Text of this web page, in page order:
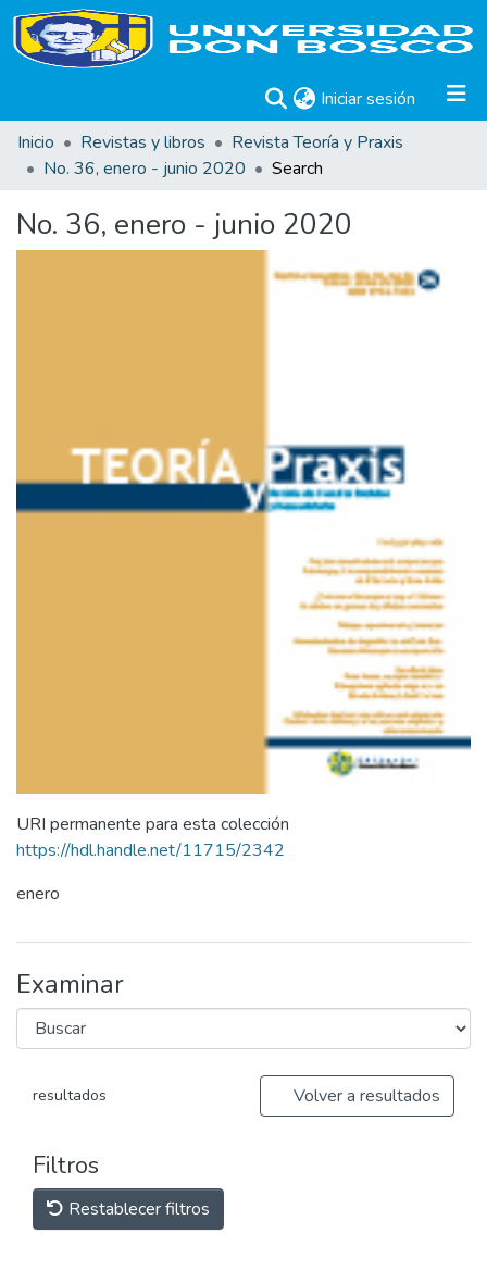
Iniciar sesión (current)
Inicio
Revistas y libros
Revista Teoría y Praxis
No. 36, enero - junio 2020
Search
No. 36, enero - junio 2020
URI permanente para esta colección
https://hdl.handle.net/11715/2342
enero
Examinar
resultados Volver a resultados
Filtros
Restablecer filtros